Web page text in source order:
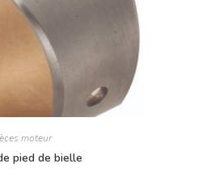
moteur
pied de bielle